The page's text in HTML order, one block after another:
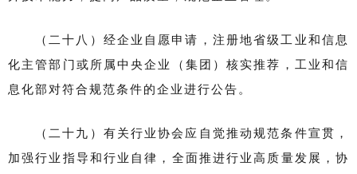
（二十八）经企业自愿申请，注册地省级工业和信息
化主管部门或所属中央企业（集团）核实推荐，工业和信
息化部对符合规范条件的企业进行公告。
（二十九）有关行业协会应自觉推动规范条件宣贯，
加强行业指导和行业自律，全面推进行业高质量发展，协